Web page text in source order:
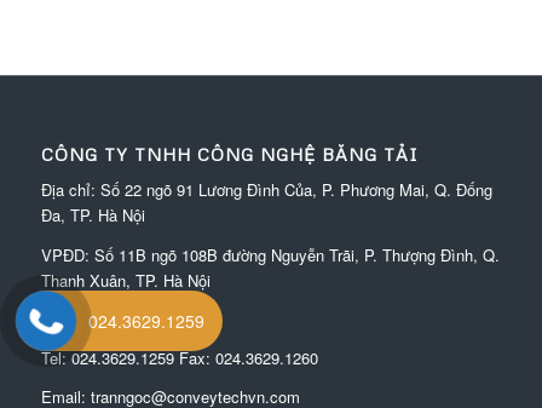
CÔNG TY TNHH CÔNG NGHỆ BĂNG TẢI
Địa chỉ: Số 22 ngõ 91 Lương Đình Của, P. Phương Mai, Q. Đống
Đa, TP. Hà Nội
VPĐD: Số 11B ngõ 108B đường Nguyễn Trãi, P. Thượng Đình, Q.
Thanh Xuân, TP. Hà Nội
MST: 0105608892
Tel:024.3629.1259Fax: 024.3629.1260
Email: tranngoc@conveytechvn.com
024.3629.1259